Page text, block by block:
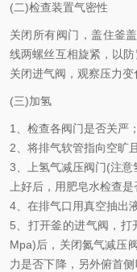
(二)检查装置气密性
关闭所有阀门，盖住釜
线两螺丝互相旋紧，以
关闭进气阀，观察压力变
(三)加氢
1、检查各阀门是否关严；
2、将排气软管指向空旷
3、上氢气减压阀门(注意
上好后，用肥皂水检查
4、在排气口用真空抽出
5、打开釜的进气阀，打
Mpa)后，关闭氮气减压
力是否下降，另外俯首